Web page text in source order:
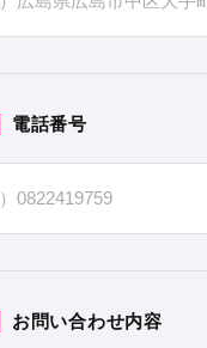
電話番号
お問い合わせ内容